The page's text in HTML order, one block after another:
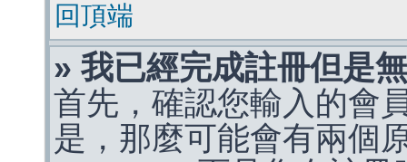
回頂端
» 我已經完成註冊但是
首先，確認您輸入的會
是，那麼可能會有兩個